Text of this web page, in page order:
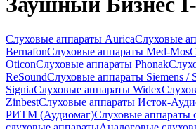
Слуховые аппараты AuricaСлуховые
BernafonСлуховые аппараты Med-Mos
OticonСлуховые аппараты Phonak
ReSoundСлуховые аппараты Siemens /
SigniaСлуховые аппараты Widex
ZinbestСлуховые аппараты Исток-
РИТМ (Аудиомаг)Слуховые аппараты